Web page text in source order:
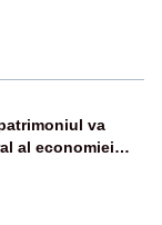
va
al economiei